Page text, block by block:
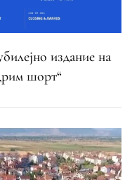
издание на
шорт“